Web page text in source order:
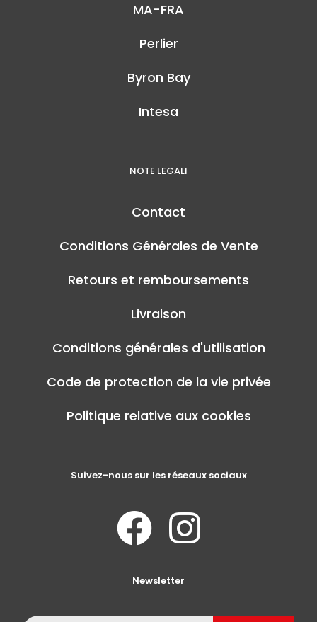
MA-FRA
Perlier
Byron Bay
Intesa
NOTE LEGALI
Contact
Conditions Générales de Vente
Retours et remboursements
Livraison
Conditions générales d'utilisation
Code de protection de la vie privée
Politique relative aux cookies
Suivez-nous sur les réseaux sociaux
Newsletter